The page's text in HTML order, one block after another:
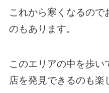
これから寒くなるので
のもあります。
このエリアの中を歩い
店を発見できるのも楽